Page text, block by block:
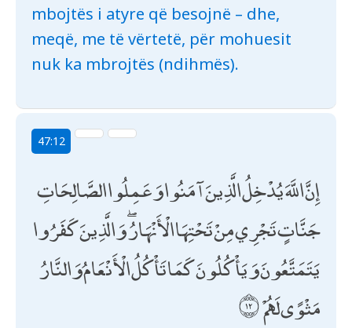
mbojtës i atyre që besojnë – dhe,
meqë, me të vërtetë, për mohuesit
nuk ka mbrojtës (ndihmës).
47:12
إِنَّ اللَّهَ يُدْخِلُ الَّذِينَ آمَنُوا وَعَمِلُوا الصَّالِحَاتِ
جَنَّاتٍ تَجْرِي مِنْ تَحْتِهَا الْأَنْهَارُ ۖ وَالَّذِينَ كَفَرُوا
يَتَمَتَّعُونَ وَيَأْكُلُونَ كَمَا تَأْكُلُ الْأَنْعَامُ وَالنَّارُ
مَثْوًى لَهُمْ